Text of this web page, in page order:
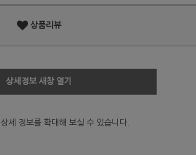
상품리뷰
상세정보 새창 열기
상세 정보를 확대해 보실 수 있습니다.